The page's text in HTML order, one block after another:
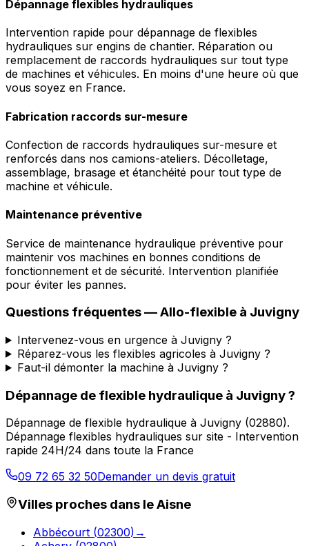
Dépannage flexibles hydrauliques
Intervention rapide pour dépannage de flexibles
hydrauliques sur engins de chantier. Réparation ou
remplacement de raccords hydrauliques sur tout type
de machines et véhicules. En moins d'une heure où que
vous soyez en France.
Fabrication raccords sur-mesure
Confection de raccords hydrauliques sur-mesure et
renforcés dans nos camions-ateliers. Décolletage,
assemblage, brasage et étanchéité pour tout type de
machine et véhicule.
Maintenance préventive
Service de maintenance hydraulique préventive pour
maintenir vos machines en bonnes conditions de
fonctionnement et de sécurité. Intervention planifiée
pour éviter les pannes.
Questions fréquentes —Allo-flexible à Juvigny
Intervenez-vous en urgence à Juvigny ?
Réparez-vous les flexibles agricoles à Juvigny ?
Faut-il démonter la machine à Juvigny ?
Dépannage de flexible hydraulique à Juvigny?
Dépannage de flexible hydraulique à Juvigny (02880).
Dépannage flexibles hydrauliques sur site - Intervention
rapide 24H/24 dans toute la France
09 72 65 32 50Demander un devis gratuit
Villes proches dans leAisne
Abbécourt (02300) →